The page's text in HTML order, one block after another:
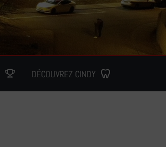
DÉCOUVREZ CINDY